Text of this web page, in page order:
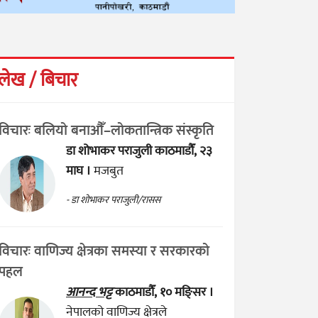
/ बिचार
बलियो बनाऔँ–लोकतान्त्रिक संस्कृति
डा शोभाकर पराजुलीकाठमाडौँ, २३
माघ ।मजबुत
- डा शोभाकर पराजुली/रासस
वाणिज्य क्षेत्रका समस्या र सरकारको
आनन्द भट्टकाठमाडौँ, १० मङ्सिर ।
नेपालको वाणिज्य क्षेत्रले